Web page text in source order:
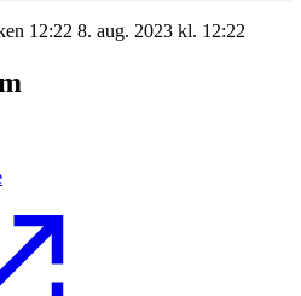
12:22 8. aug. 2023 kl. 12:22